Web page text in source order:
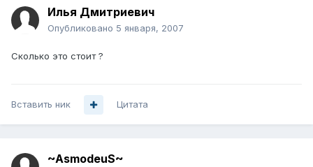
Илья Дмитриевич
Опубликовано 5 января, 2007
Сколько это стоит ?
Вставить ник Цитата
~AsmodeuS~